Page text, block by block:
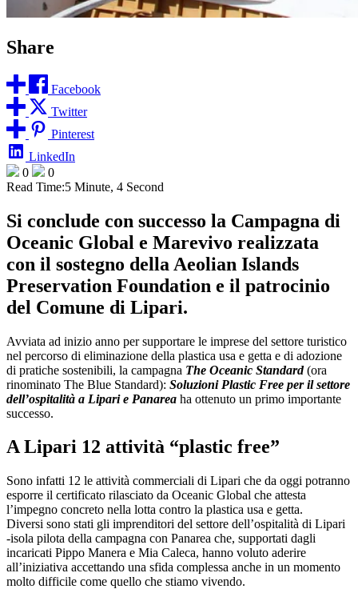
Share
Facebook
Twitter
Pinterest
LinkedIn
0
0
Read Time:5 Minute, 4 Second
Si conclude con successo la Campagna di
Oceanic Global e Marevivo realizzata
con il sostegno della Aeolian Islands
Preservation Foundation e il patrocinio
del Comune di Lipari.
Avviata ad inizio anno per supportare le imprese del settore turistico
nel percorso di eliminazione della plastica usa e getta e di adozione
di pratiche sostenibili, la campagna The Oceanic Standard (ora
rinominato The Blue Standard): Soluzioni Plastic Free per il settore
dell’ospitalità a Lipari e Panarea ha ottenuto un primo importante
successo.
A Lipari 12 attività “plastic free”
Sono infatti 12 le attività commerciali di Lipari che da oggi potranno
esporre il certificato rilasciato da Oceanic Global che attesta
l’impegno concreto nella lotta contro la plastica usa e getta.
Diversi sono stati gli imprenditori del settore dell’ospitalità di Lipari
-isola pilota della campagna con Panarea che, supportati dagli
incaricati Pippo Manera e Mia Caleca, hanno voluto aderire
all’iniziativa accettando una sfida complessa anche in un momento
molto difficile come quello che stiamo vivendo.